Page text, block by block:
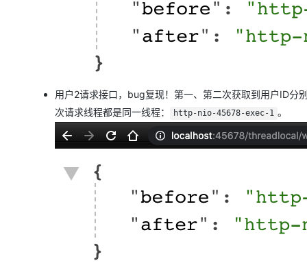
用户2请求接口，bug复现！第一、第二次获取到用户ID分
次请求线程都是同一线程：
http-nio-45678-exec-1 。